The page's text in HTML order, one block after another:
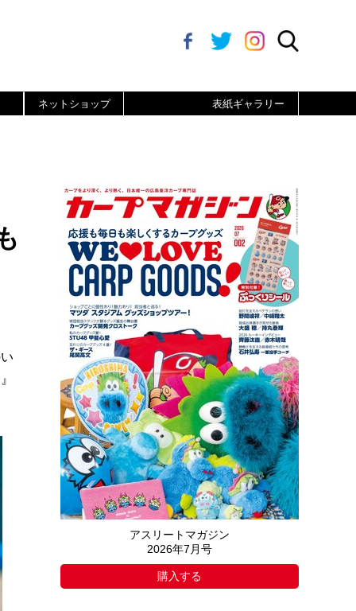
ネットショップ 表紙ギャラリー
アスリートマガジン
2026年7月号
購入する